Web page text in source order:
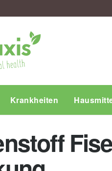
Krankheiten